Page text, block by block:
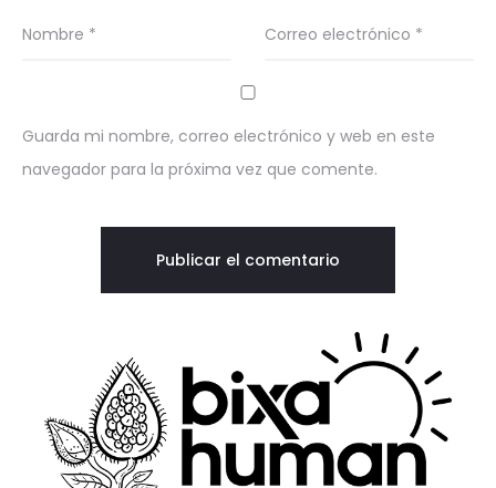
Nombre * Correo electrónico *
Guarda mi nombre, correo electrónico y web en este
navegador para la próxima vez que comente.